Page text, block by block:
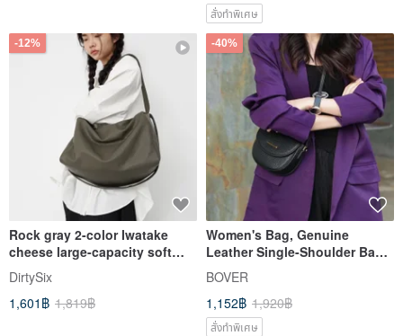
สั่งทำพิเศษ
-12%
Rock gray 2-color Iwatake
cheese large-capacity soft
and soft shapeless one-
shoulder back and side
backpack
DirtySix
1,601฿ 1,819฿
-40%
Women's Bag, Genuine
Leather Single-Shoulder Bag,
Saddle Bag, Cowhide
Crossbody Bag, Phone Bag,
Valentine's Day Gift
BOVER
1,152฿ 1,920฿
สั่งทำพิเศษ